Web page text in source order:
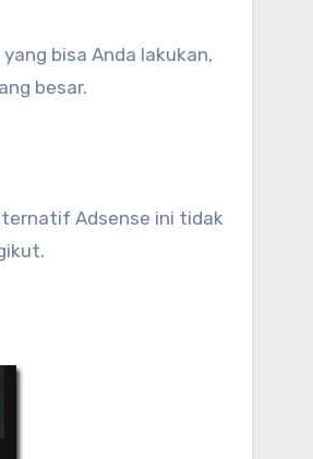
bisa Anda lakukan,
besar.
Adsense ini tidak